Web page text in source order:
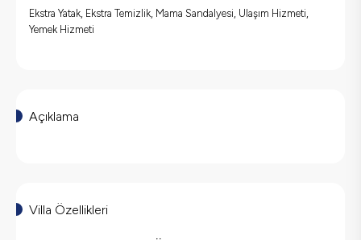
Ekstra Yatak, Ekstra Temizlik, Mama Sandalyesi, Ulaşım Hizmeti,
Yemek Hizmeti
Açıklama
Villa Özellikleri